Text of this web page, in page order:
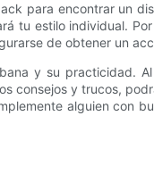
para encontrar un
tu estilo individual.
de obtener un
y su practicidad.
consejos y trucos,
alguien con